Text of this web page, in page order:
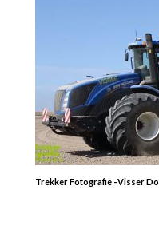
Trekker Fotografie –Visser